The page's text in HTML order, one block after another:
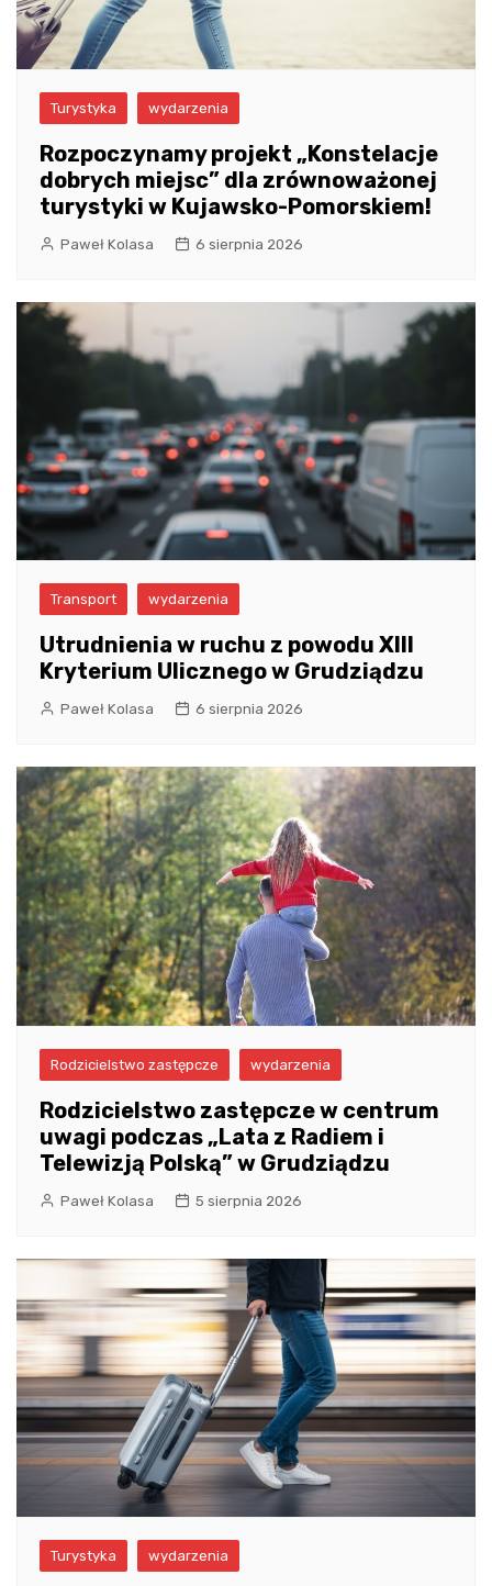
Turystyka wydarzenia
Rozpoczynamy projekt „Konstelacje
dobrych miejsc” dla zrównoważonej
turystyki w Kujawsko-Pomorskiem!
Paweł Kolasa 6 sierpnia 2026
Transport wydarzenia
Utrudnienia w ruchu z powodu XIII
Kryterium Ulicznego w Grudziądzu
Paweł Kolasa 6 sierpnia 2026
Rodzicielstwo zastępcze wydarzenia
Rodzicielstwo zastępcze w centrum
uwagi podczas „Lata z Radiem i
Telewizją Polską” w Grudziądzu
Paweł Kolasa 5 sierpnia 2026
Turystyka wydarzenia